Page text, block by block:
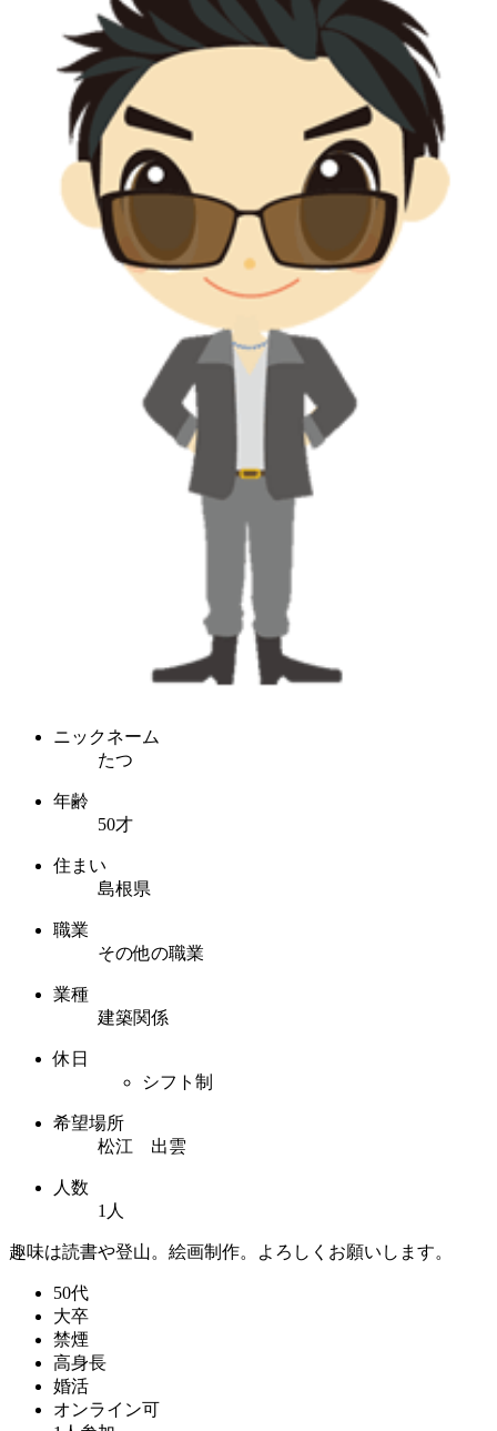
ニックネーム
たつ
年齢
50才
住まい
島根県
職業
その他の職業
業種
建築関係
休日
シフト制
希望場所
松江 出雲
人数
1人
趣味は読書や登山。絵画制作。よろしくお願いします。
50代
大卒
禁煙
高身長
婚活
オンライン可